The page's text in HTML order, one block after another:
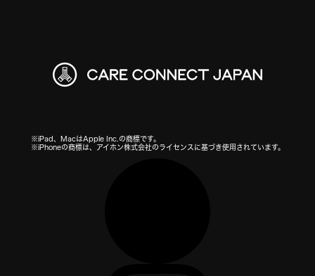
※iPad、MacはApple Inc.の商標です。
※iPhoneの商標は、アイホン株式会社のライセンスに基づき使用されています。